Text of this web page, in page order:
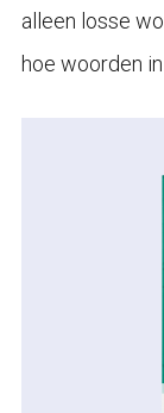
alleen losse
hoe woorden